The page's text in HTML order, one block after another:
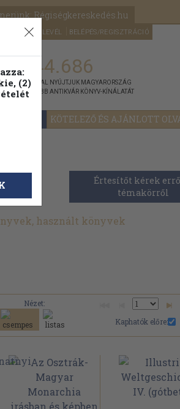
Régiségkereskedés.hu
HÍRLEVÉL BELÉPÉS/REGISZTRÁCIÓ
KÖTELEZŐ ÉS AJÁNLOTT
1.144.686
KIADVÁNNYAL NYÚJTJUK MAGYARORSZÁG
LEGNAGYOBB ANTIKVÁR KÖNYV-KÍNÁLATÁT
Értesítőt kérek
témakörről
használt könyvek
Nézet:
Kaphatók előre:
(2)